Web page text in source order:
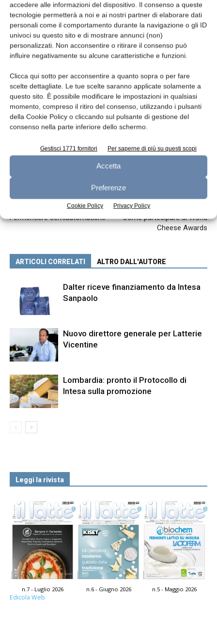
accedere alle informazioni del dispositivo. Il consenso a queste
tecnologie permetterà a noi e ai nostri partner di elaborare dati
personali come il comportamento durante la navigazione o gli ID
univoci su questo sito e di mostrare annunci (non)
personalizzati. Non acconsentire o ritirare il consenso può
influire negativamente su alcune caratteristiche e funzioni.
Clicca qui sotto per acconsentire a quanto sopra o per fare
scelte dettagliate. Le tue scelte saranno applicate solamente a
questo sito. È possibile modificare le impostazioni in qualsiasi
momento, compreso il ritiro del consenso, utilizzando i pulsanti
della Cookie Policy o cliccando sul pulsante di gestione del
consenso nella parte inferiore dello schermo.
Gestisci 1771 fornitori Per saperne di più su questi scopi
Accetta
Preferenze
Cookie Policy Privacy Policy
Nella nota, l’USDA ha ribadito che le licenze
sono rilasciate sulla base dell’anno civile e
“autorizzano il titolare della licenza a
importare una data quantità di un certo tipo
di prodotto lattiero-caseario da uno specifico
Paese di origine”.
contingente tariffario
Fermentiere semiautomatiche
Come partecipare al World
Cheese Awards
ARTICOLI CORRELATI ALTRO DALL'AUTORE
Dalter riceve finanziamento da Intesa
Sanpaolo
Nuovo direttore generale per Latterie
Vicentine
Lombardia: pronto il Protocollo di
Intesa sulla promozione
Leggi la rivista
n.7 - Luglio 2026 n.6 - Giugno 2026 n.5 - Maggio 2026
Edicola Web